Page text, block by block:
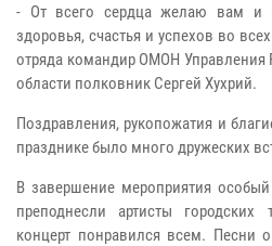
- От всего сердца желаю вам
здоровья, счастья и успехов во
отряда командир ОМОН Управления
области полковник Сергей Хухрий.
Поздравления, рукопожатия и
празднике было много дружеских
В завершение мероприятия
преподнесли артисты городских
концерт понравился всем.